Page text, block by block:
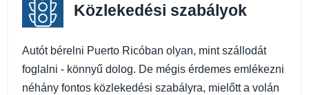
Közlekedési szabályok
Autót bérelni Puerto Ricóban olyan, mint szállodát
foglalni - könnyű dolog. De mégis érdemes emlékezni
néhány fontos közlekedési szabályra, mielőtt a volán